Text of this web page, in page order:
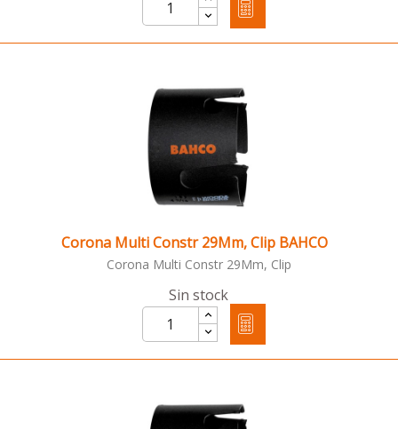
Corona Multi Constr 29Mm, Clip BAHCO
Corona Multi Constr 29Mm, Clip
Sin stock